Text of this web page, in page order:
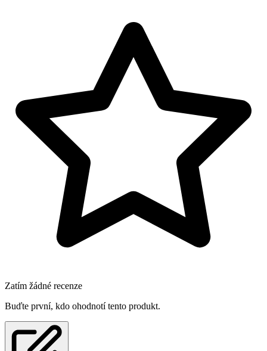
Zatím žádné recenze
Buďte první, kdo ohodnotí tento produkt.